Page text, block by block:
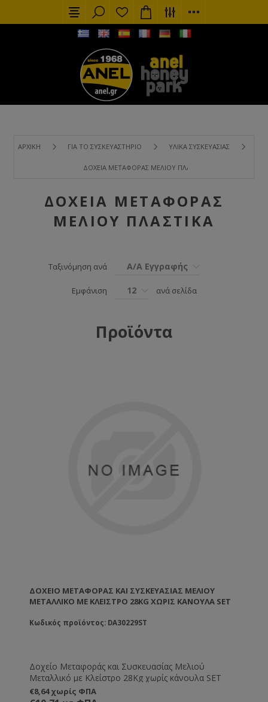
ΑΡΧΙΚΉ ΓΙΑ ΤΟ ΣΥΣΚΕΥΑΣΤΉΡΙΟ ΥΛΙΚΆ ΣΥΣΚΕΥΑΣΊΑΣ
ΔΟΧΕΊΑ ΜΕΤΑΦΟΡΆΣ ΜΕΛΙΟΎ ΠΛΑΣΤΙΚΆ
ΔΟΧΕΊΑ ΜΕΤΑΦΟΡΆΣ
ΜΕΛΙΟΎ ΠΛΑΣΤΙΚΆ
Ταξινόμηση ανά Α/Α Εγγραφής
Εμφάνιση 12 ανά σελίδα
Προϊόντα
ΔΟΧΕΊΟ ΜΕΤΑΦΟΡΆΣ ΚΑΙ ΣΥΣΚΕΥΑΣΊΑΣ ΜΕΛΙΟΎ
ΜΕΤΑΛΛΙΚΌ ΜΕ ΚΛΕΊΣΤΡΟ 28KG ΧΩΡΊΣ ΚΆΝΟΥΛΑ SET
Κωδικός προϊόντος: DA30229ST
Δοχείο Μεταφοράς και Συσκευασίας Μελιού
Μεταλλικό με Κλείστρο 28Kg χωρίς κάνουλα SET
€8,64 χωρίς ΦΠΑ